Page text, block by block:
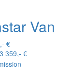
Van
€
359,- €